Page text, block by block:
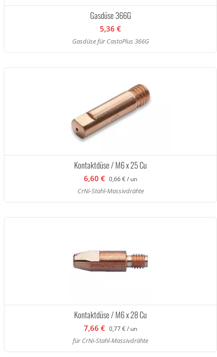
Gasdüse 366G
5,36 €
Gasdüse für CastoPlus 366G
Kontaktdüse / M6 x 25 Cu
6,60 € 0,66 € / un
CrNi-Stahl-Massivdrähte
Kontaktdüse / M6 x 28 Cu
7,66 € 0,77 € / un
für CrNi-Stahl-Massivdrähte